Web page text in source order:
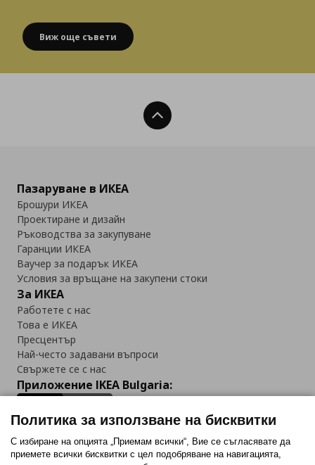
Виж още съвети
Нагоре
Пазаруване в ИКЕА
Брошури ИКЕА
Проектиране и дизайн
Ръководства за закупуване
Гаранции ИКЕА
Ваучер за подарък ИКЕА
Условия за връщане на закупени стоки
За ИКЕА
Работете с нас
Това е ИКЕА
Пресцентър
Най-често задавани въпроси
Свържете се с нас
Приложение IKEA Bulgaria:
Последвайте ни:
Политика за използване на бисквитки
С избиране на опцията „Приемам всички“, Вие се съгласявате да
приемете всички бисквитки с цел подобряване на навигацията,